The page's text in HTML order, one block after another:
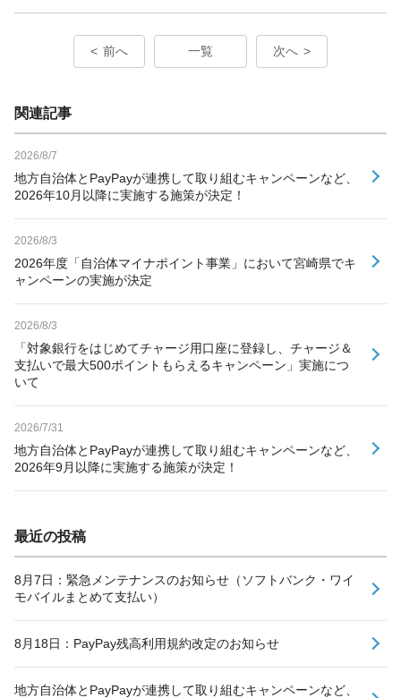
前へ 一覧 次へ
関連記事
2026/8/7
地方自治体とPayPayが連携して取り組むキャンペーンなど、
2026年10月以降に実施する施策が決定！
2026/8/3
2026年度「自治体マイナポイント事業」において宮崎県でキ
ャンペーンの実施が決定
2026/8/3
「対象銀行をはじめてチャージ用口座に登録し、チャージ＆
支払いで最大500ポイントもらえるキャンペーン」実施につ
いて
2026/7/31
地方自治体とPayPayが連携して取り組むキャンペーンなど、
2026年9月以降に実施する施策が決定！
最近の投稿
8月7日：緊急メンテナンスのお知らせ（ソフトバンク・ワイ
モバイルまとめて支払い）
8月18日：PayPay残高利用規約改定のお知らせ
地方自治体とPayPayが連携して取り組むキャンペーンなど、